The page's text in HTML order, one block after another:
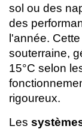
sol ou des
des
l'année.
souterraine,
15°C selon
rigoureux.
Les